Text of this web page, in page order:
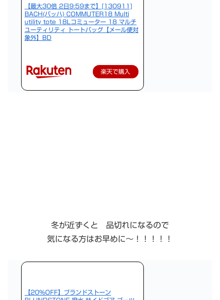
【最大30倍 2日9:59まで】[130911]
BACH(バッハ) COMMUTER18 Multi
utility tote 18Lコミューター 18 マルチ
ユーティリティ トートバッグ【メール便対
象外】BD
楽天で購入
冬が近ずくと 品切れになるので
気になる方はお早めに〜！！！！！
【20%OFF】ブランドストーン